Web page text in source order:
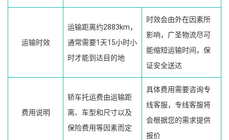
运输时效
运输距离约2883km，
通常需要1天15小时小
时才能到达目的地
时效会由外在因素所
影响，广圣物流尽可
能缩短运输时间，保
证安全送达
费用说明
轿车托运费由运输距
离、车型和尺寸以及
保险费用等因素而定
具体费用需要咨询专
线客服，专线客服将
会根据您的需求提供
报价